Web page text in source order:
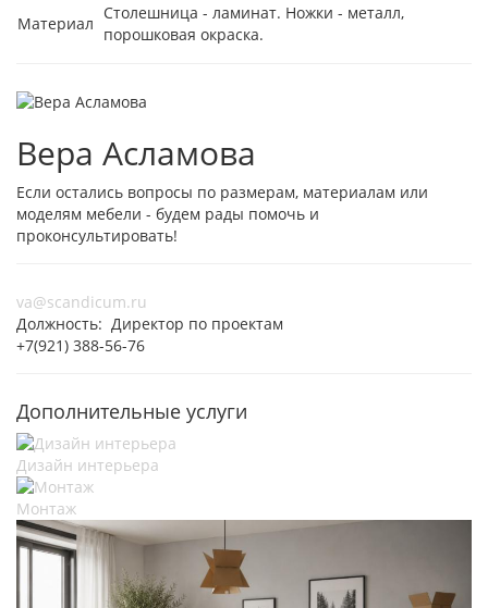
Материал
Столешница - ламинат. Ножки - металл,
порошковая окраска.
Вера Асламова
Если остались вопросы по размерам, материалам или
моделям мебели - будем рады помочь и
проконсультировать!
va@scandicum.ru
Должность: Директор по проектам
+7(921) 388-56-76
Дополнительные услуги
Дизайн интерьера
Монтаж